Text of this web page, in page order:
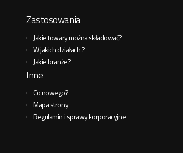
Zastosowania
Jakie towary można składować?
W jakich działach ?
Jakie branże?
Inne
Co nowego?
Mapa strony
Regulamin i sprawy korporacyjne